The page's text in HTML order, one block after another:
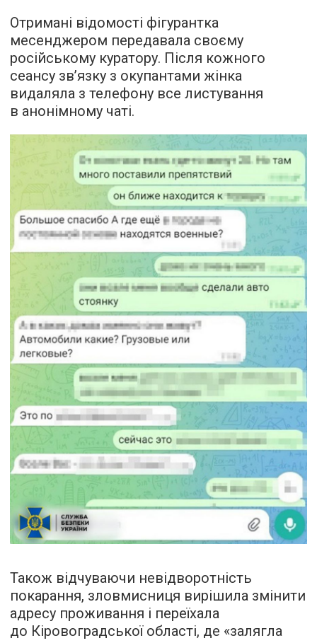
Отримані відомості фігурантка
месенджером передавала своєму
російському куратору. Після кожного
сеансу зв’язку з окупантами жінка
видаляла з телефону все листування
в анонімному чаті.
Також відчуваючи невідворотність
покарання, зловмисниця вирішила змінити
адресу проживання і переїхала
до Кіровоградської області, де «залягла